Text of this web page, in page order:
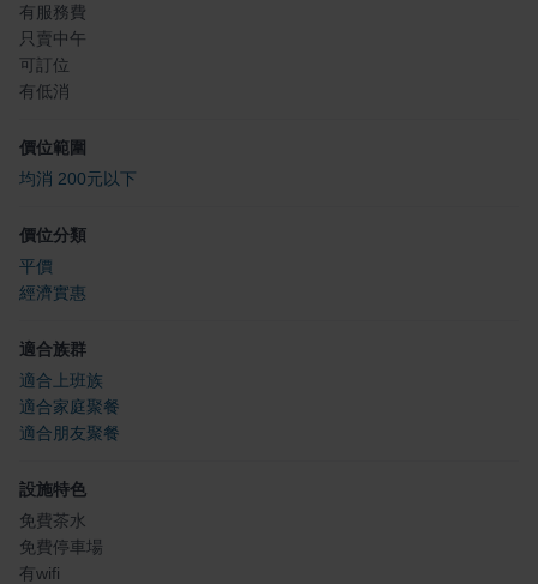
有服務費
只賣中午
可訂位
有低消
價位範圍
均消 200元以下
價位分類
平價
經濟實惠
適合族群
適合上班族
適合家庭聚餐
適合朋友聚餐
設施特色
免費茶水
免費停車場
有wifi